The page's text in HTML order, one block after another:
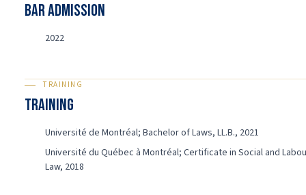
BAR ADMISSION
2022
TRAINING
Training
Université de Montréal; Bachelor of Laws, LL.B., 2021
Université du Québec à Montréal; Certificate in Social and
Law, 2018